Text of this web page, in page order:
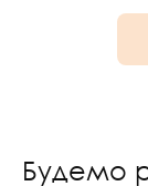
Будемо